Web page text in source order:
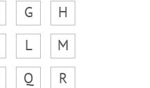
G
H
L
M
Q
R